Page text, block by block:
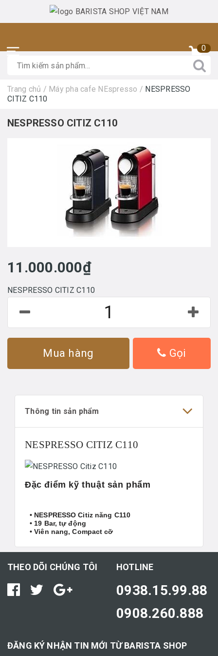
0
Trang chủ / Máy pha cafe NEspresso / NESPRESSO
CITIZ C110
NESPRESSO CITIZ C110
11.000.000₫
NESPRESSO CITIZ C110
Mua hàng Gọi
Thông tin sản phẩm
NESPRESSO CITIZ C110
Đặc điểm kỹ thuật sản phẩm
• NESPRESSO Citiz năng C110
• 19 Bar, tự động
• Viên nang, Compact cỡ
THEO DÕI CHÚNG TÔI HOTLINE
0938.15.99.88
0908.260.888
ĐĂNG KÝ NHẬN TIN MỚI TỪ BARISTA SHOP